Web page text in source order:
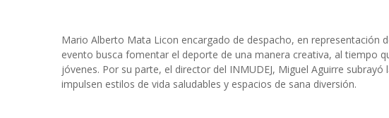
Mario Alberto Mata Licon encargado de despacho, en representación
evento busca fomentar el deporte de una manera creativa, al tiempo
jóvenes. Por su parte, el director del INMUDEJ, Miguel Aguirre
impulsen estilos de vida saludables y espacios de sana diversión.